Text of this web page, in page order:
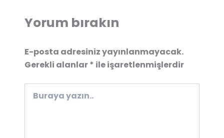
Yorum bırakın
E-posta adresiniz yayınlanmayacak.
Gerekli alanlar* ile işaretlenmişlerdir
yazın..